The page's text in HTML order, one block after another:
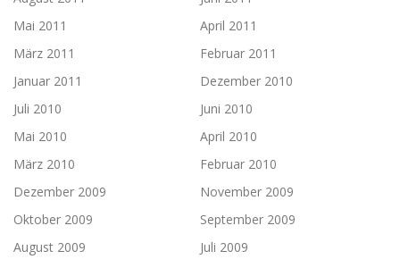
Mai 2011
April 2011
März 2011
Februar 2011
Januar 2011
Dezember 2010
Juli 2010
Juni 2010
Mai 2010
April 2010
März 2010
Februar 2010
Dezember 2009
November 2009
Oktober 2009
September 2009
August 2009
Juli 2009